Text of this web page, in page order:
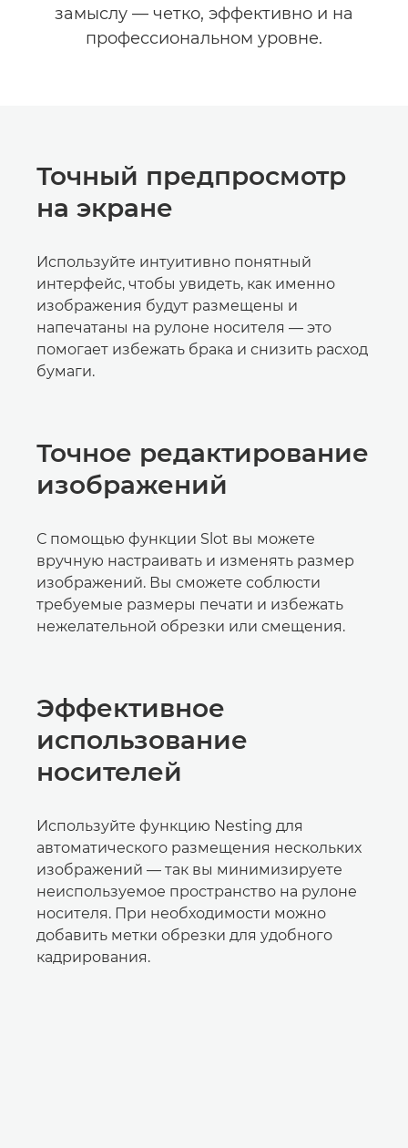
замыслу — четко, эффективно и на
профессиональном уровне.
Точный предпросмотр
на экране
Используйте интуитивно понятный
интерфейс, чтобы увидеть, как именно
изображения будут размещены и
напечатаны на рулоне носителя — это
помогает избежать брака и снизить расход
бумаги.
Точное редактирование
изображений
С помощью функции Slot вы можете
вручную настраивать и изменять размер
изображений. Вы сможете соблюсти
требуемые размеры печати и избежать
нежелательной обрезки или смещения.
Эффективное
использование
носителей
Используйте функцию Nesting для
автоматического размещения нескольких
изображений — так вы минимизируете
неиспользуемое пространство на рулоне
носителя. При необходимости можно
добавить метки обрезки для удобного
кадрирования.